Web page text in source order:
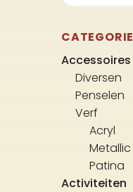
CATEGORIE
Accessoires
Diversen
Penselen
Verf
Acryl
Metallic
Patina
Activiteiten